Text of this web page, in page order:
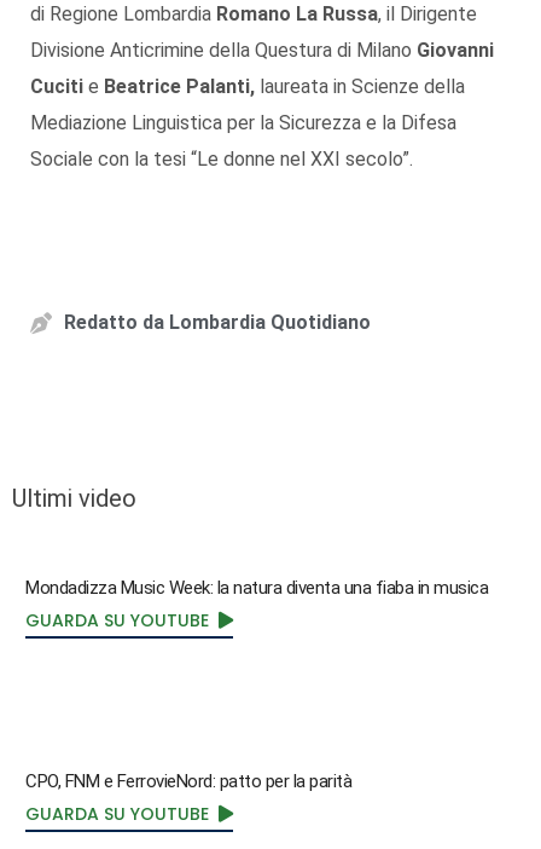
di Regione Lombardia Romano La Russa, il Dirigente
Divisione Anticrimine della Questura di Milano Giovanni
Cuciti e Beatrice Palanti, laureata in Scienze della
Mediazione Linguistica per la Sicurezza e la Difesa
Sociale con la tesi “Le donne nel XXI secolo”.
Redatto da Lombardia Quotidiano
Ultimi video
Mondadizza Music Week: la natura diventa una fiaba in musica
GUARDA SU YOUTUBE
CPO, FNM e FerrovieNord: patto per la parità
GUARDA SU YOUTUBE